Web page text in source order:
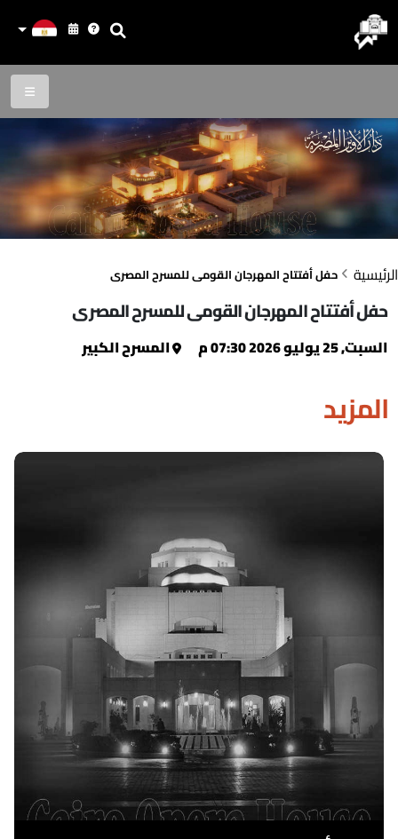
الرئيسية حفل أفتتاح المهرجان القومى للمسرح المصرى
حفل أفتتاح المهرجان القومى للمسرح المصرى
السبت, 25 يوليو 2026 07:30 م المسرح الكبير
المزيد